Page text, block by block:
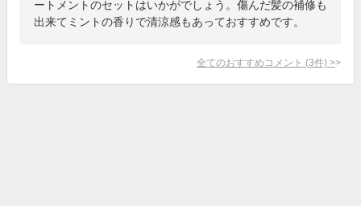
ートメントのセットはいかがでしょう。傷んだ髪の補修も
出来てミントの香りで清涼感もあっておすすめです。
全てのおすすめコメント (3件) >